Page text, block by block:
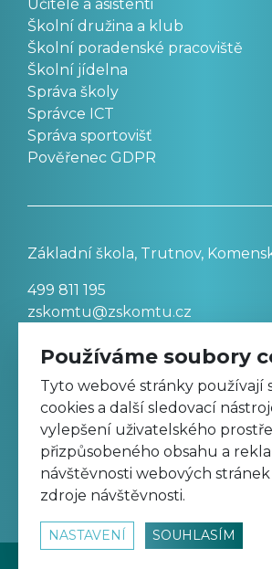
Učitelé a asistenti
Školní družina a klub
Školní poradenské pracoviště
Školní jídelna
Správa školy
Správce ICT
Správa sportovišť
Pověřenec GDPR
Základní škola, Trutnov,
499 811 195
zskomtu@zskomtu.cz
Prohlášení o přístupnosti
Nastavení cookies
Sledujte nás na Facebooku
Používáme soubory
Tyto webové stránky používají
cookies a další sledovací
vylepšení uživatelského
přizpůsobeného obsahu a
návštěvnosti webových
zdroje návštěvnosti.
NASTAVENÍ SOUHLASÍM